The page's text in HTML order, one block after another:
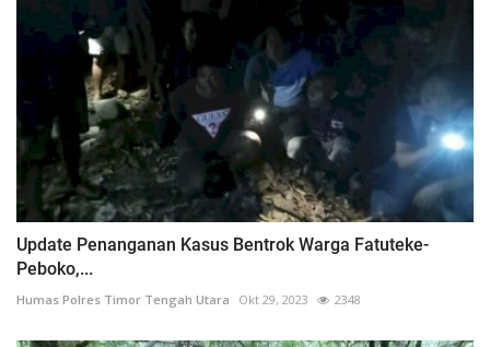
Update Penanganan Kasus Bentrok Warga Fatuteke-
Peboko,...
Humas Polres Timor Tengah Utara Okt 29, 2023 2348